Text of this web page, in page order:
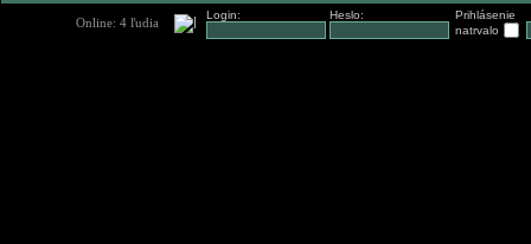
Login: Heslo:
Prihlásenie
natrvalo